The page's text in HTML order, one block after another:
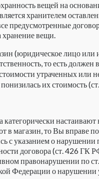
вещей на
хранителем
предусмотренные
хранение вещи.
(юридическое лицо
то есть должен
утраченных
их стоимость
категорически
в магазин, то Вы вправе
с указанием о нарушении
договора (ст. 426 ГК
правонарушении по
Федерации о нарушении